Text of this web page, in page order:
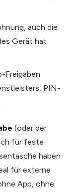
auch die
Gerät hat
Freigaben
PIN-
(oder der
für feste
haben
für externe
App, ohne